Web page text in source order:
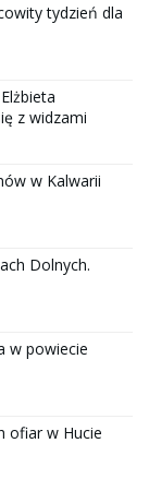
tydzień dla
z widzami
w Kalwarii
Dolnych.
w powiecie
ofiar w Hucie